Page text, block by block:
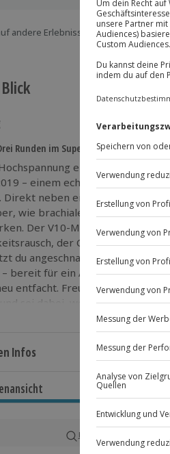
andere Erlebnisse bei der Einlösung
Runden im Super-Lambo!
erwarten dich im
– einem echten Rennboliden
Direkt neben einem erfahrenen
wie brachiale Beschleunigung
Der V10-Motor bringt dich
der Gänsehaut
du angeschnallt im Renntaxi
bereit für ein Abenteuer, das
entfacht. Freu dich auf dieses
sei dabei, wenn Racing-
Infos
ca. 1 Stunde
Karte in Großansicht